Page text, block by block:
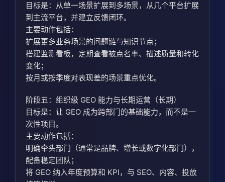
目标是：从单一场景扩展到多场景，从几个平台扩展
到主流平台，并建立反馈闭环。
主要动作包括：
扩展更多业务场景的问题链与知识节点；
搭建监测看板，定期查看被点名率、描述质量和转化
变化；
按月或按季度对表现差的场景重点优化。
阶段五：组织级 GEO 能力与长期运营（长期）
目标是：让 GEO 成为跨部门的基础能力，而不是一
次性项目。
主要动作包括：
明确牵头部门（通常是品牌、增长或数字化部门），
配备稳定团队；
将 GEO 纳入年度预算和 KPI，与 SEO、内容、投放